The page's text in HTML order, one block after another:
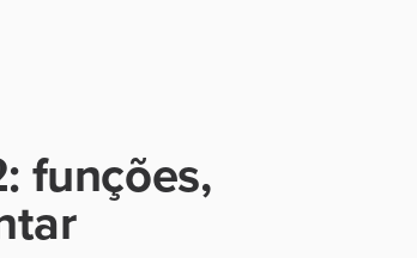
funções,